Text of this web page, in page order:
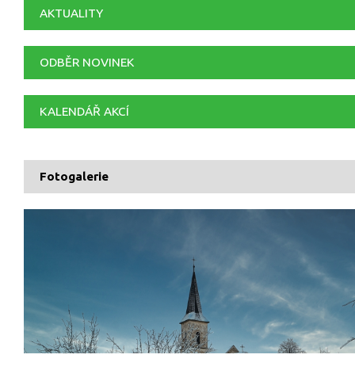
AKTUALITY
ODBĚR NOVINEK
KALENDÁŘ AKCÍ
Fotogalerie